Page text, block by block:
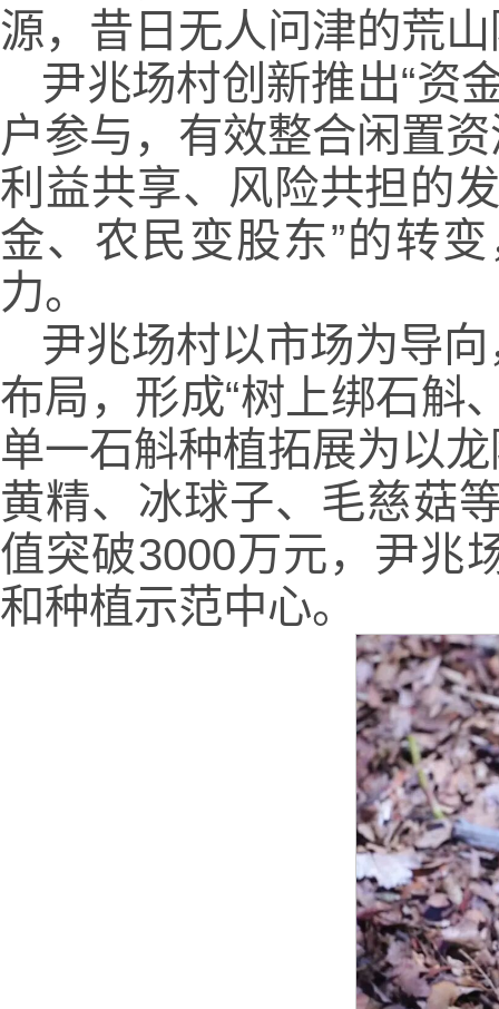
源，昔日无人问津的荒
尹兆场村创新推出“资
户参与，有效整合闲置
利益共享、风险共担的
金、农民变股东”的转
力。
尹兆场村以市场为导
布局，形成“树上绑石斛
单一石斛种植拓展为以
黄精、冰球子、毛慈菇
值突破3000万元，尹兆
和种植示范中心。